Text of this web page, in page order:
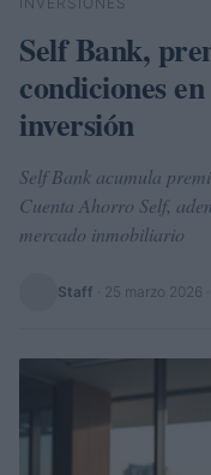
Buscar
Self Bank,
condiciones
inversión
Self Bank acumula
Cuenta Ahorro Self,
mercado inmobiliario
Staff 25 marzo 2026